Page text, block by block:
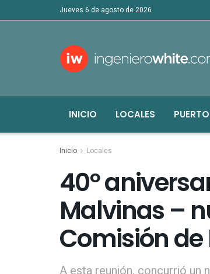
jueves 6 de agosto de 2026
INICIO LOCALES PUERTO
Inicio Locales
40º
Malvinas –
Comisión de